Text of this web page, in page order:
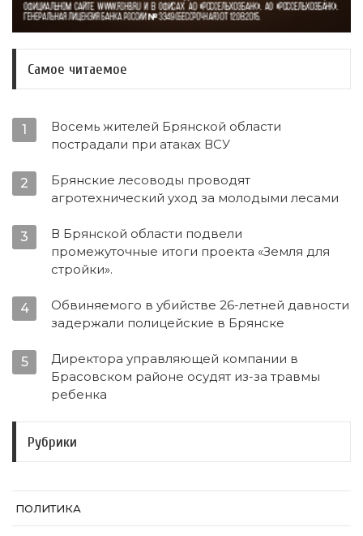
Самое читаемое
1
Восемь жителей Брянской области
пострадали при атаках ВСУ
2
Брянские лесоводы проводят
агротехнический уход за молодыми лесами
3
В Брянской области подвели
промежуточные итоги проекта «Земля для
стройки».
4
Обвиняемого в убийстве 26-летней давности
задержали полицейские в Брянске
5
Директора управляющей компании в
Брасовском районе осудят из-за травмы
ребенка
Рубрики
ПОЛИТИКА